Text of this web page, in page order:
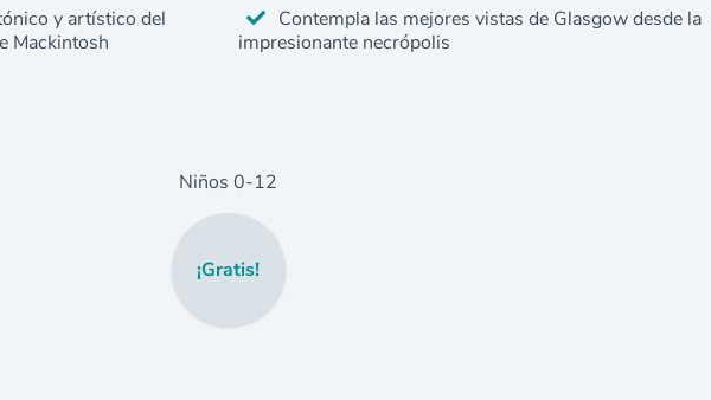
y artístico del
Mackintosh
Contempla las mejores vistas de Glasgow desde la
impresionante necrópolis
Niños 0-12
¡Gratis!